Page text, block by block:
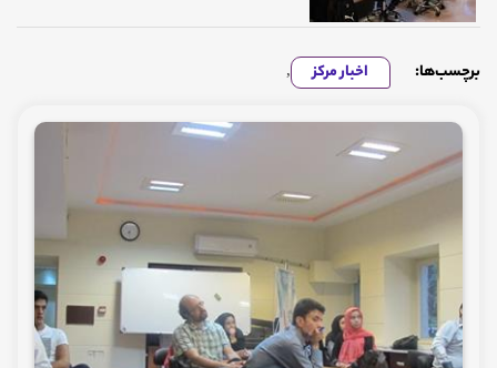
برچسب‌ها: اخبار مرکز ,